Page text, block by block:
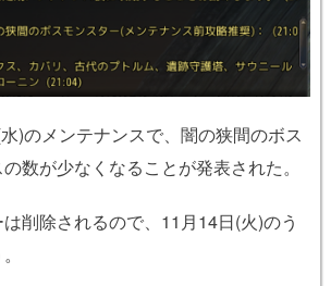
)のメンテナンスで、闇の狭間のボス
数が少なくなることが発表された。
削除されるので、11月14日(火)のう